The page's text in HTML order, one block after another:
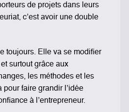
de projets dans leurs
c’est avoir une double
toujours. Elle va se modifier
surtout grâce aux
les méthodes et les
pour faire grandir l’idée
à l’entrepreneur.